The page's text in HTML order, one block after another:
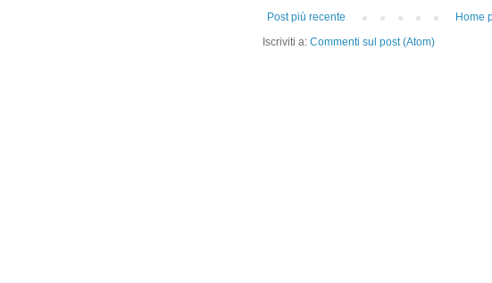
Post più recente
Home
Iscriviti a: Commenti sul post (Atom)